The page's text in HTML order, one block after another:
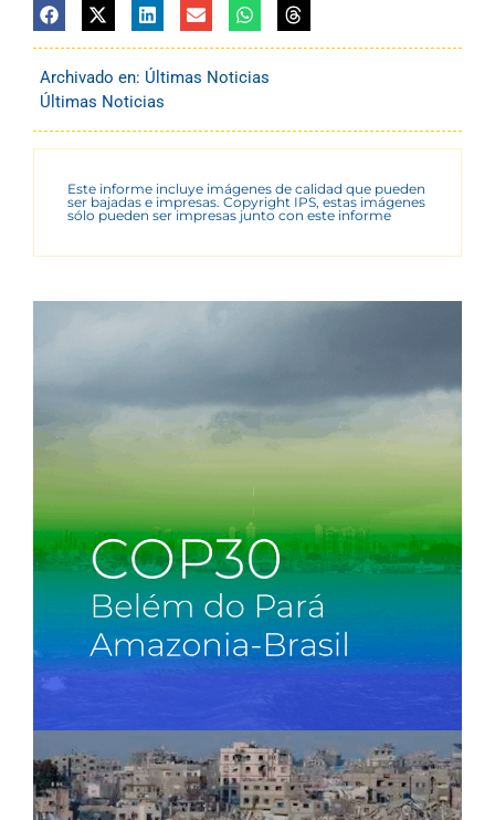
Archivado en: Últimas Noticias
Últimas Noticias
Este informe incluye imágenes de calidad que pueden
ser bajadas e impresas. Copyright IPS, estas imágenes
sólo pueden ser impresas junto con este informe